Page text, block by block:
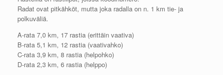
Radat ovat pitkähköt, mutta joka radalla on n. 1 km tie- ja
polkuväliä.
A-rata 7,0 km, 17 rastia (erittäin vaativa)
B-rata 5,1 km, 12 rastia (vaativahko)
C-rata 3,9 km, 8 rastia (helpohko)
D-rata 2,3 km, 6 rastia (helppo)